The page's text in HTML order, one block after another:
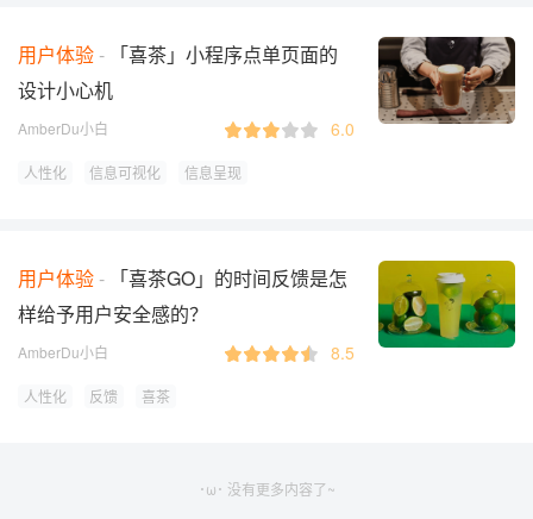
用户体验
「喜茶」小程序点单页面的
设计小心机
AmberDu小白 6.0
人性化 信息可视化 信息呈现
用户体验
「喜茶GO」的时间反馈是怎
样给予用户安全感的？
AmberDu小白 8.5
人性化 反馈 喜茶
･ω･ 没有更多内容了~